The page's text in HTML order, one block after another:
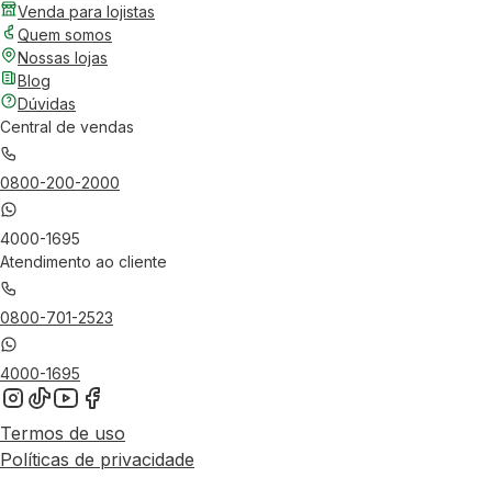
Venda para lojistas
Quem somos
Nossas lojas
Blog
Dúvidas
Central de vendas
0800-200-2000
4000-1695
Atendimento ao cliente
0800-701-2523
4000-1695
Termos de uso
Políticas de privacidade